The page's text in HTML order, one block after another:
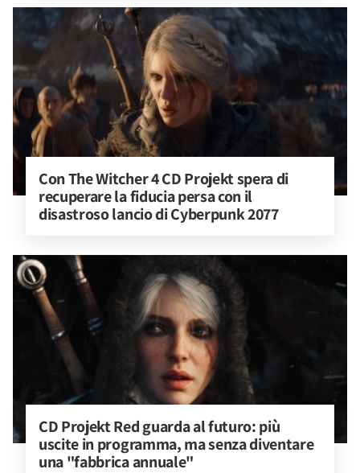
Con The Witcher 4 CD Projekt spera di
recuperare la fiducia persa con il
disastroso lancio di Cyberpunk 2077
CD Projekt Red guarda al futuro: più
uscite in programma, ma senza diventare
una "fabbrica annuale"